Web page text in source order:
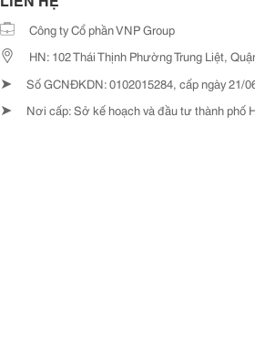
Công ty Cổ phần VNP Group
HN: 102 Thái Thịnh Phường Trung Liệt,
➤ Số GCNĐKDN: 0102015284, cấp ngày 21/
➤ Nơi cấp: Sở kế hoạch và đầu tư thành phố